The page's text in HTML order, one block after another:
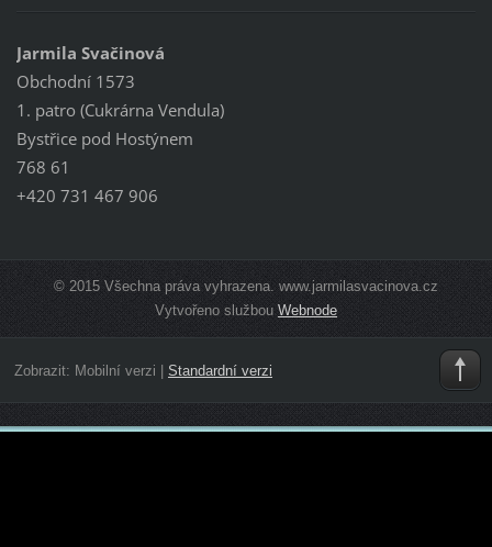
Jarmila Svačinová
Obchodní 1573
1. patro (Cukrárna Vendula)
Bystřice pod Hostýnem
768 61
+420 731 467 906
© 2015 Všechna práva vyhrazena. www.jarmilasvacinova.cz
Vytvořeno službou Webnode
Zobrazit: Mobilní verzi Standardní verzi